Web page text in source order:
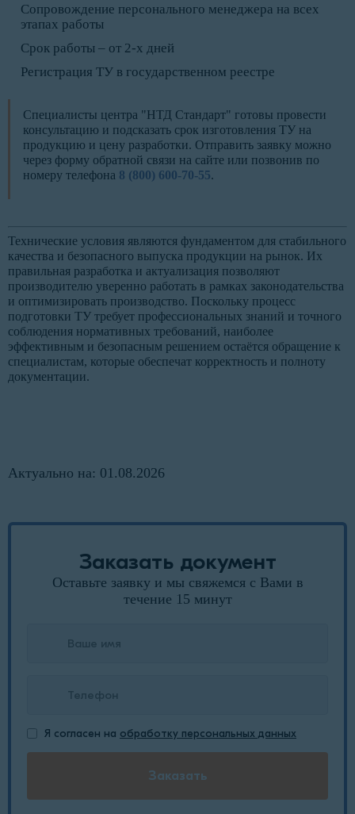
Сопровождение персонального менеджера на всех
этапах работы
Срок работы – от 2-х дней
Регистрация ТУ в государственном реестре
Специалисты центра "НТД Стандарт" готовы провести
консультацию и подсказать срок изготовления ТУ на
продукцию и цену разработки. Отправить заявку можно
через форму обратной связи на сайте или позвонив по
номеру телефона 8 (800) 600-70-55.
Технические условия являются фундаментом для стабильного
качества и безопасного выпуска продукции на рынок. Их
правильная разработка и актуализация позволяют
производителю уверенно работать в рамках законодательства
и оптимизировать производство. Поскольку процесс
подготовки ТУ требует профессиональных знаний и точного
соблюдения нормативных требований, наиболее
эффективным и безопасным решением остаётся обращение к
специалистам, которые обеспечат корректность и полноту
документации.
Актуально на: 01.08.2026
Заказать документ
Оставьте заявку и мы свяжемся с Вами в
течение 15 минут
Я согласен на обработку персональных данных